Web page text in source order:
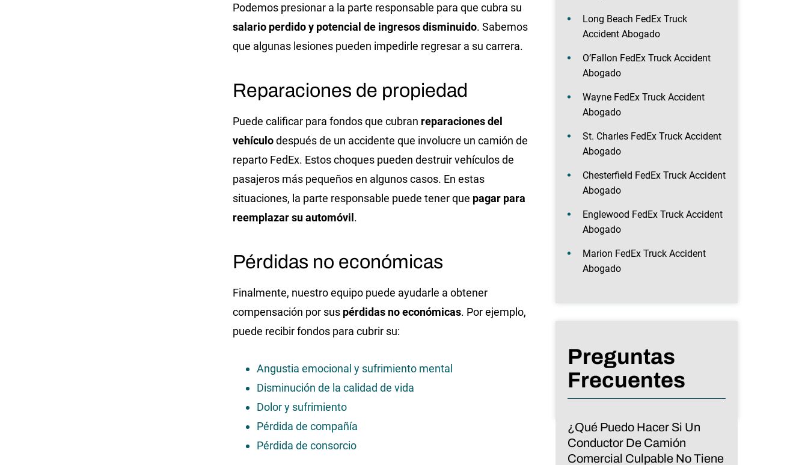
Podemos presionar a la parte responsable para que cubra su
salario perdido y potencial de ingresos disminuido. Sabemos
que algunas lesiones pueden impedirle regresar a su carrera.
Reparaciones de propiedad
Puede calificar para fondos que cubran reparaciones del
vehículodespués de un accidente que involucre un camión de
reparto FedEx. Estos choques pueden destruir vehículos de
pasajeros más pequeños en algunos casos. En estas
situaciones, la parte responsable puede tener que pagar para
reemplazar su automóvil .
Pérdidas no económicas
Finalmente, nuestro equipo puede ayudarle a obtener
compensación por sus pérdidas no económicas. Por ejemplo,
puede recibir fondos para cubrir su:
Angustia emocional y sufrimiento mental
Disminución de la calidad de vida
Dolor y sufrimiento
Pérdida de compañía
Pérdida de consorcio
Long Beach FedEx Truck
Accident Abogado
O’Fallon FedEx Truck Accident
Abogado
Wayne FedEx Truck Accident
Abogado
St. Charles FedEx Truck Accident
Abogado
Chesterfield FedEx Truck Accident
Abogado
Englewood FedEx Truck Accident
Abogado
Marion FedEx Truck Accident
Abogado
Preguntas
Frecuentes
¿Qué Puedo Hacer Si Un
Conductor De Camión
Comercial Culpable No Tiene